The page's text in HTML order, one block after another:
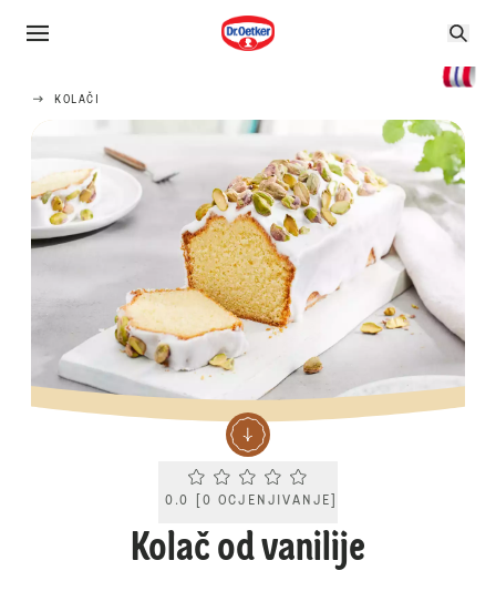
KOLAČI
Current rating 0.0. Click to rate.
0.0 [0 OCJENJIVANJE
Kolač od vanilije